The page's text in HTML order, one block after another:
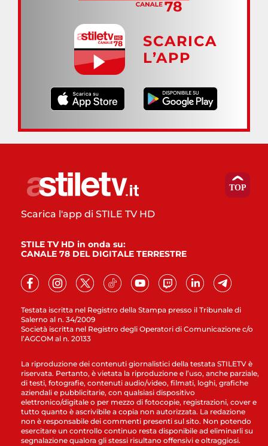
SCARICA
L’APP
Testata iscritta nel Registro della Stampa presso il Tribunale di
Salerno al n. 34/2009
Società iscritta nel Registro degli Operatori di Comunicazione c/o
l’AGCOM al n. 20133
Scarica l'app di STILE TV HD
STILE TV HD in onda su:
CANALE 78 DEL DIGITALE TERRESTRE
La riproduzione dei contenuti giornalistici della testata STILETV è
riservata. Pertanto, è vietata la riproduzione e l’uso, anche parziale,
di testi, fotografie, contenuti audio/video, filmati, loghi, grafiche
aziendali e pubblicitarie, con qualsiasi dispositivo
elettronico/digitale o per mezzo di fotocopie, registrazioni, cover e
tutto quanto è ascrivibile a copia non autorizzata. La redazione
non è responsabile dei commenti presenti sul sito. Non potendo
esercitare un controllo continuo resta disponibile ad eliminarli su
segnalazione qualora gli stessi risultano offensivi e oltraggiosi.